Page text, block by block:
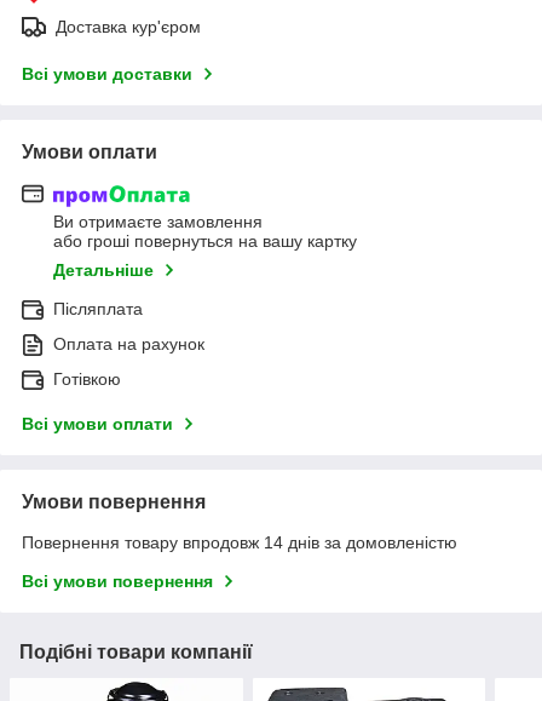
Доставка кур'єром
Всі умови доставки
Умови оплати
Ви отримаєте замовлення
або гроші повернуться на вашу картку
Детальніше
Післяплата
Оплата на рахунок
Готівкою
Всі умови оплати
Умови повернення
Повернення товару впродовж 14 днів за домовленістю
Всі умови повернення
Подібні товари компанії